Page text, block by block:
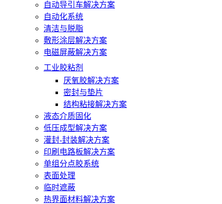
自动导引车解决方案
自动化系统
清洁与脱脂
敷形涂层解决方案
电磁屏蔽解决方案
工业胶粘剂
厌氧胶解决方案
密封与垫片
结构粘接解决方案
液态介质固化
低压成型解决方案
灌封-封装解决方案
印刷电路板解决方案
单组分点胶系统
表面处理
临时遮蔽
热界面材料解决方案